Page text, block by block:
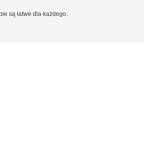
są łatwe dla każdego.